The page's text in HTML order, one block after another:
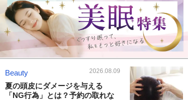
Beauty 2026.08.09
夏の頭皮にダメージを与える
「NG行為」とは？予約の取れな